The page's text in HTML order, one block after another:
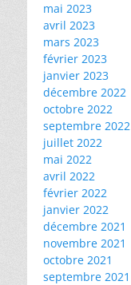
mai 2023
avril 2023
mars 2023
février 2023
janvier 2023
décembre 2022
octobre 2022
septembre 2022
juillet 2022
mai 2022
avril 2022
février 2022
janvier 2022
décembre 2021
novembre 2021
octobre 2021
septembre 2021